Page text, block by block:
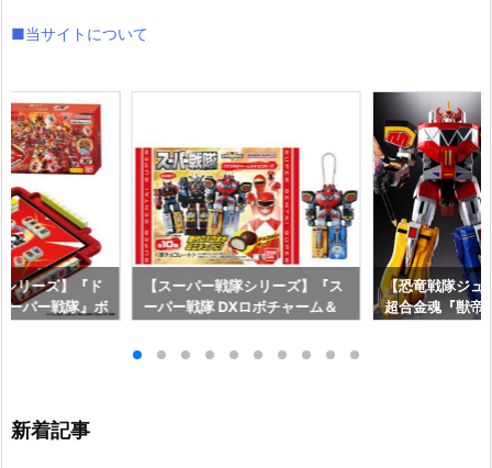
■当サイトについて
リーズ】『ド
ーパー戦隊』ボ
【スーパー戦隊シリーズ】『ス
ーパー戦隊 DXロボチャーム＆
【バンダイ】より2026年6月15
【恐竜戦隊ジュ
超合金魂『獣帝
新着記事